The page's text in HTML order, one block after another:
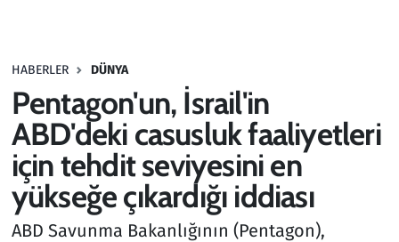
HABERLER DÜNYA
Pentagon'un, İsrail'in
ABD'deki casusluk faaliyetleri
için tehdit seviyesini en
yükseğe çıkardığı iddiası
ABD Savunma Bakanlığının (Pentagon),
Haber
Kültür Sanat
Kurumsal Haberler
Lezzet Durağı